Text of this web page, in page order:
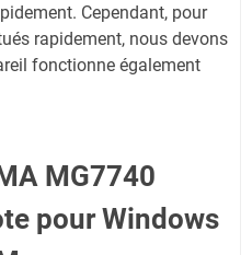
Cependant, pour
rapidement, nous devons
fonctionne également
MG7740
pour Windows